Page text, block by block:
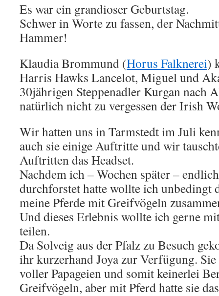
Es war ein grandioser Geburtstag.
Schwer in Worte zu fassen, der
Hammer!
Klaudia Brommund (Horus Falknerei)
Harris Hawks Lancelot, Miguel und
30jährigen Steppenadler Kurgan nach
natürlich nicht zu vergessen der Irish
Wir hatten uns in Tarmstedt im Juli
auch sie einige Auftritte und wir
Auftritten das Headset.
Nachdem ich – Wochen später –
durchforstet hatte wollte ich unbedingt
meine Pferde mit Greifvögeln
Und dieses Erlebnis wollte ich gerne
teilen.
Da Solveig aus der Pfalz zu Besuch
ihr kurzerhand Joya zur Verfügung.
voller Papageien und somit keinerlei
Greifvögeln, aber mit Pferd hatte sie